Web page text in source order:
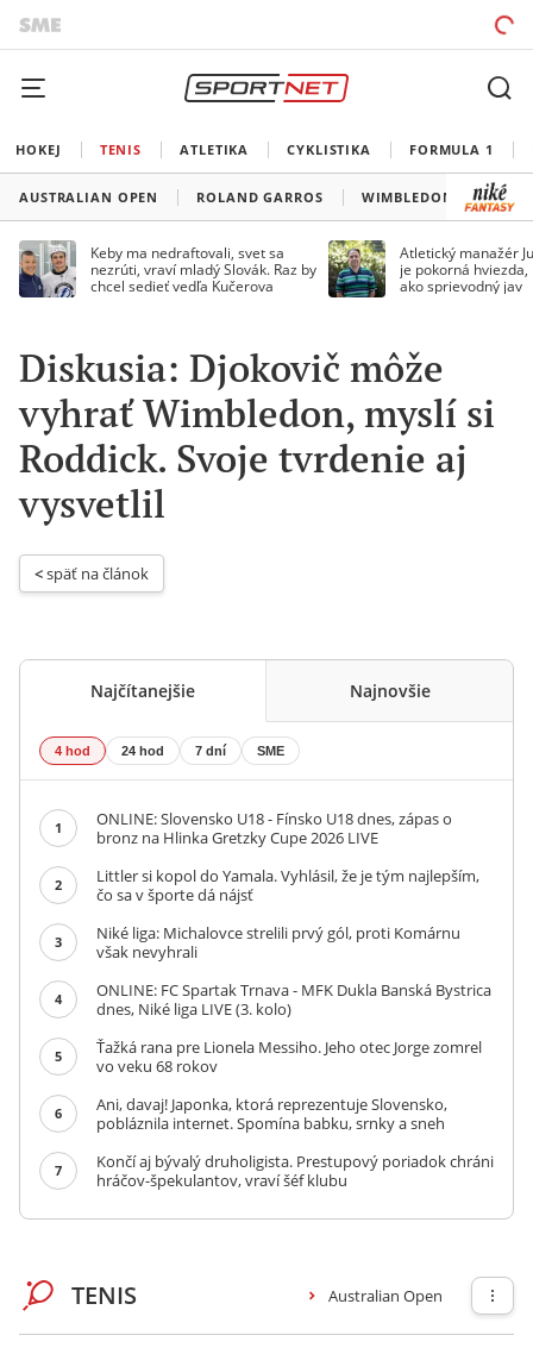
HOKEJ TENIS ATLETIKA CYKLISTIKA FORMULA 1
AUSTRALIAN OPEN ROLAND GARROS WIMBLEDON US
Keby ma nedraftovali, svet sa
nezrúti, vraví mladý Slovák. Raz by
chcel sedieť vedľa Kučerova
Atletický manažér
je pokorná
ako sprievodný jav
Diskusia: Djokovič môže
vyhrať Wimbledon, myslí si
Roddick. Svoje tvrdenie aj
vysvetlil
< späť na článok
Najčítanejšie Najnovšie
4 hod 24 hod 7 dní SME
1
ONLINE: Slovensko U18 - Fínsko U18 dnes, zápas o
bronz na Hlinka Gretzky Cupe 2026 LIVE
2
Littler si kopol do Yamala. Vyhlásil, že je tým najlepším,
čo sa v športe dá nájsť
3
Niké liga: Michalovce strelili prvý gól, proti Komárnu
však nevyhrali
4
ONLINE: FC Spartak Trnava - MFK Dukla Banská Bystrica
dnes, Niké liga LIVE (3. kolo)
5
Ťažká rana pre Lionela Messiho. Jeho otec Jorge zomrel
vo veku 68 rokov
6
Ani, davaj! Japonka, ktorá reprezentuje Slovensko,
pobláznila internet. Spomína babku, srnky a sneh
7
Končí aj bývalý druholigista. Prestupový poriadok chráni
hráčov-špekulantov, vraví šéf klubu
TENIS Australian Open